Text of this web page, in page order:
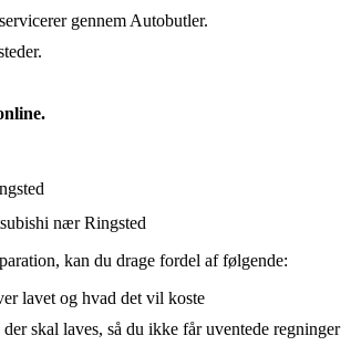
gennem Autobutler.
nær Ringsted
kan du drage fordel af følgende:
lavet og hvad det vil koste
skal laves, så du ikke får uventede regninger